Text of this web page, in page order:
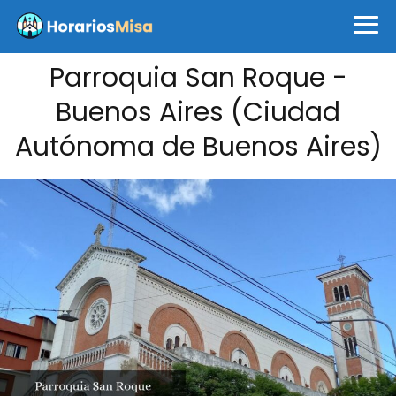
Parroquia San Roque -
Buenos Aires (Ciudad
Autónoma de Buenos Aires)